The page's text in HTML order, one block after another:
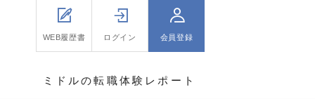
WEB履歴書 ログイン 会員登録
ミドルの転職体験レポート